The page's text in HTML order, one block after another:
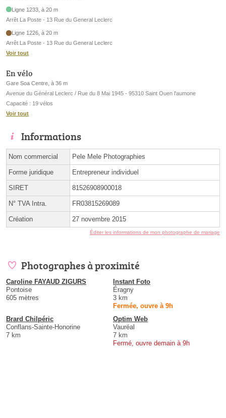
Ligne 1233, à 20 m
Arrêt La Poste - 13 Rue du General Leclerc
Ligne 1226, à 20 m
Arrêt La Poste - 13 Rue du General Leclerc
Voir tout
En vélo
Gare Soa Centre, à 36 m
Avenue du Général Leclerc / Rue du 8 Mai 1945 - 95310 Saint Ouen l'aumone
Capacité : 19 vélos
Voir tout
Informations
Nom commercial Pele Mele Photographies
Forme juridique Entrepreneur individuel
SIRET 81526908900018
N° TVA Intra. FR03815269089
Création 27 novembre 2015
Éditer les informations de mon photographe de mariage
Photographes à proximité
Caroline FAYAUD ZIGURS
Pontoise
605 mètres
Instant Foto
Éragny
3 km
Fermée, ouvre à 9h
Brard Chilpéric
Conflans-Sainte-Honorine
7 km
Optim Web
Vauréal
7 km
Fermé, ouvre demain à 9h